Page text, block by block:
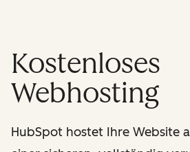
Kostenloses
Webhosting
HubSpot hostet Ihre Website